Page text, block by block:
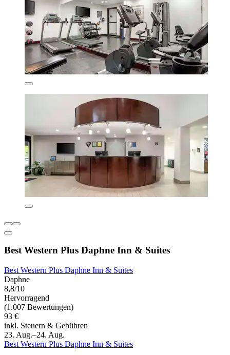
Best Western Plus Daphne Inn & Suites
Best Western Plus Daphne Inn & Suites
Daphne
8,8/10
Hervorragend
(1.007 Bewertungen)
93 €
inkl. Steuern & Gebühren
23. Aug.–24. Aug.
Best Western Plus Daphne Inn & Suites